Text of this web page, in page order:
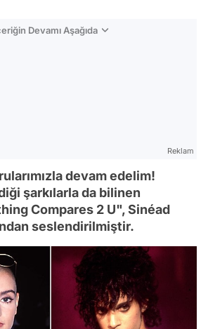
Devamı Aşağıda
Reklam
devam edelim!
şarkılarla da bilinen
Compares 2 U", Sinéad
seslendirilmiştir.